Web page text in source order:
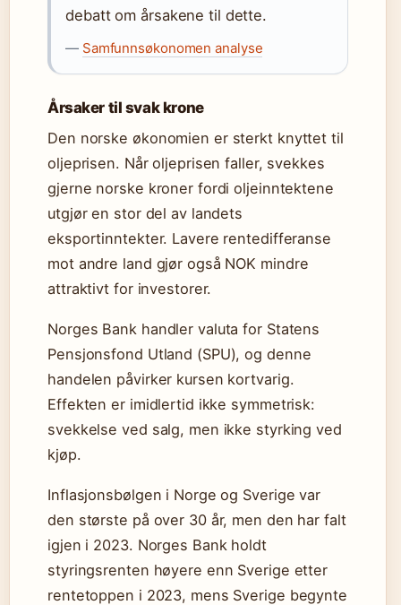
debatt om årsakene til dette.
— Samfunnsøkonomen analyse
Årsaker til svak krone
Den norske økonomien er sterkt knyttet til
oljeprisen. Når oljeprisen faller, svekkes
gjerne norske kroner fordi oljeinntektene
utgjør en stor del av landets
eksportinntekter. Lavere rentedifferanse
mot andre land gjør også NOK mindre
attraktivt for investorer.
Norges Bank handler valuta for Statens
Pensjonsfond Utland (SPU), og denne
handelen påvirker kursen kortvarig.
Effekten er imidlertid ikke symmetrisk:
svekkelse ved salg, men ikke styrking ved
kjøp.
Inflasjonsbølgen i Norge og Sverige var
den største på over 30 år, men den har falt
igjen i 2023. Norges Bank holdt
styringsrenten høyere enn Sverige etter
rentetoppen i 2023, mens Sverige begynte